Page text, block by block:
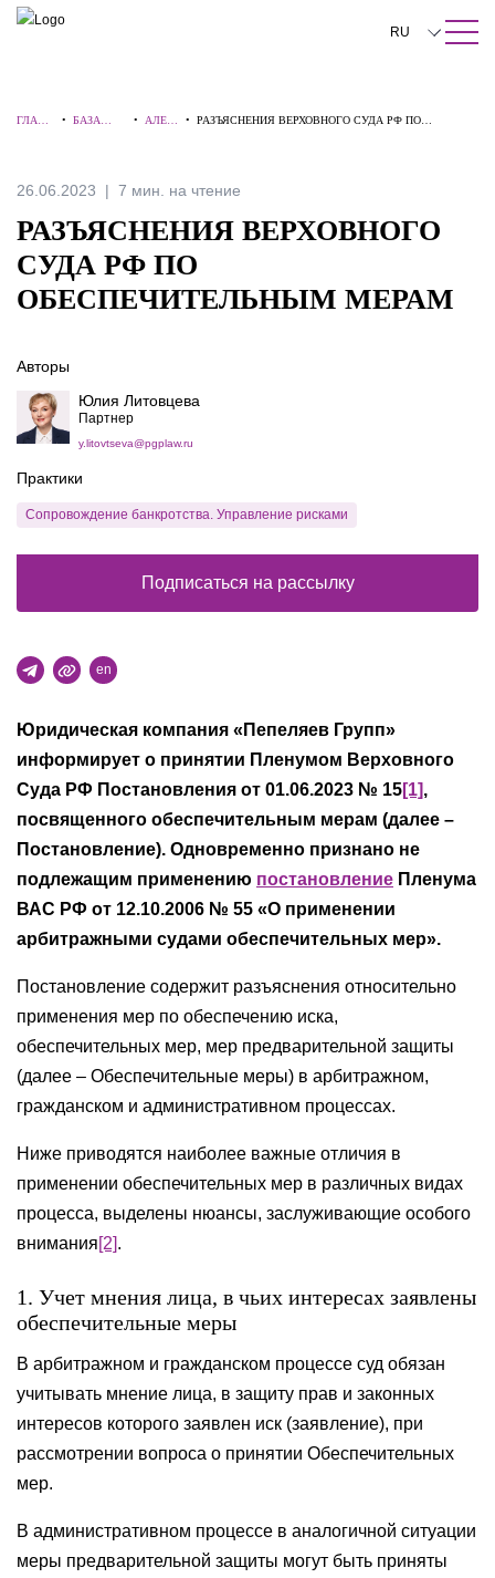
ПОИСК ПО САЙТУ Закрыть
RU
中文
Español
ГЛАВН
• БАЗА
• АЛЕР
• РАЗЪЯСНЕНИЯ ВЕРХОВНОГО СУДА РФ ПО
26.06.2023 7 мин. на чтение
РАЗЪЯСНЕНИЯ ВЕРХОВНОГО
СУДА РФ ПО
ОБЕСПЕЧИТЕЛЬНЫМ МЕРАМ
en
Юридическая компания «Пепеляев Групп»
информирует о принятии Пленумом Верховного
Суда РФ Постановления от 01.06.2023 № 15[1],
посвященного обеспечительным мерам (далее –
Постановление). Одновременно признано не
подлежащим применению постановление Пленума
ВАС РФ от 12.10.2006 № 55 «О применении
арбитражными судами обеспечительных мер».
Постановление содержит разъяснения относительно
применения мер по обеспечению иска,
обеспечительных мер, мер предварительной защиты
(далее – Обеспечительные меры) в арбитражном,
гражданском и административном процессах.
Ниже приводятся наиболее важные отличия в
применении обеспечительных мер в различных видах
процесса, выделены нюансы, заслуживающие особого
внимания[2].
1. Учет мнения лица, в чьих интересах заявлены
обеспечительные меры
В арбитражном и гражданском процессе суд обязан
учитывать мнение лица, в защиту прав и законных
интересов которого заявлен иск (заявление), при
рассмотрении вопроса о принятии Обеспечительных
мер.
В административном процессе в аналогичной ситуации
меры предварительной защиты могут быть приняты
Авторы
Юлия Литовцева
Партнер
y.litovtseva@pgplaw.ru
Практики
Сопровождение банкротства. Управление рисками
Подписаться на рассылку